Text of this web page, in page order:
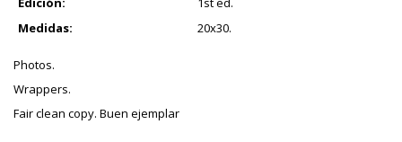
Medidas:
20x30.
Photos.
Wrappers.
Fair clean copy. Buen ejemplar